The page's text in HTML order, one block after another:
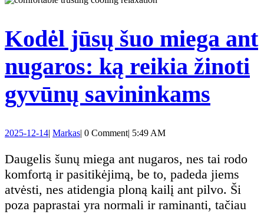
Kodėl jūsų šuo miega ant
nugaros: ką reikia žinoti
gyvūnų savininkams
šuo
ant
2025-12-142025-
14
| MarkasMarkas
| 0 Comment| 5:49 AM
Daugelis šunų miega ant nugaros, nes tai rodo
komfortą ir pasitikėjimą, be to, padeda jiems
atvėsti, nes atidengia ploną kailį ant pilvo. Ši
poza paprastai yra normali ir raminanti, tačiau